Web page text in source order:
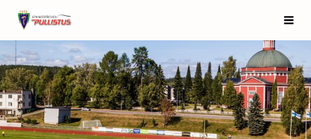
Siirry
sivun
sisältöön
Saarijärven Pullistus